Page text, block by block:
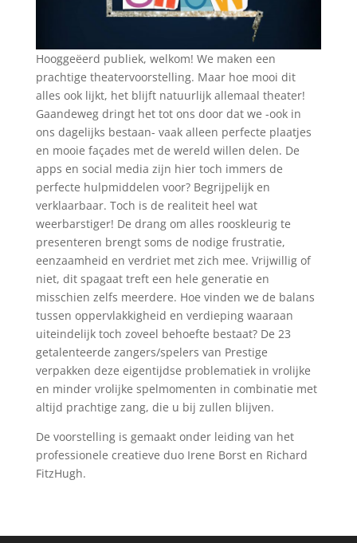
Hooggeëerd publiek, welkom! We maken een
prachtige theatervoorstelling. Maar hoe mooi dit
alles ook lijkt, het blijft natuurlijk allemaal theater!
Gaandeweg dringt het tot ons door dat we -ook in
ons dagelijks bestaan- vaak alleen perfecte plaatjes
en mooie façades met de wereld willen delen. De
apps en social media zijn hier toch immers de
perfecte hulpmiddelen voor? Begrijpelijk en
verklaarbaar. Toch is de realiteit heel wat
weerbarstiger! De drang om alles rooskleurig te
presenteren brengt soms de nodige frustratie,
eenzaamheid en verdriet met zich mee. Vrijwillig of
niet, dit spagaat treft een hele generatie en
misschien zelfs meerdere. Hoe vinden we de balans
tussen oppervlakkigheid en verdieping waaraan
uiteindelijk toch zoveel behoefte bestaat? De 23
getalenteerde zangers/spelers van Prestige
verpakken deze eigentijdse problematiek in vrolijke
en minder vrolijke spelmomenten in combinatie met
altijd prachtige zang, die u bij zullen blijven.
De voorstelling is gemaakt onder leiding van het
professionele creatieve duo Irene Borst en Richard
FitzHugh.